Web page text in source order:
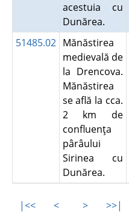
acestuia cu
Dunărea.
51485.02 Mănăstirea
medievală de
la Drencova.
Mănăstirea
se află la cca.
2 km de
confluenţa
pârâului
Sirinea cu
Dunărea.
|<< < > >>|